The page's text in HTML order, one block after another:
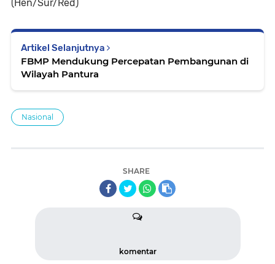
(Hen/Sur/Red)
Artikel Selanjutnya
FBMP Mendukung Percepatan Pembangunan di
Wilayah Pantura
Nasional
SHARE
komentar